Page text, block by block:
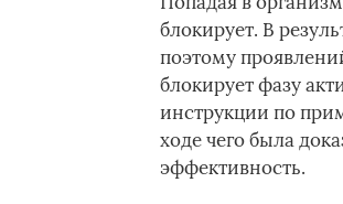
блокирует. В
поэтому
блокирует фазу
инструкции по
ходе чего была
эффективность.